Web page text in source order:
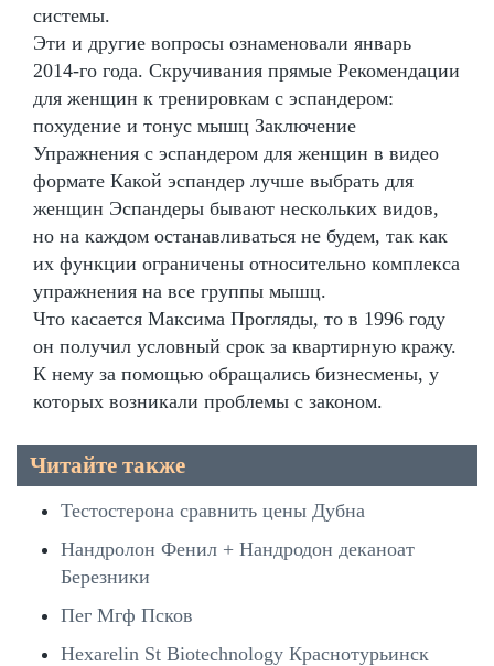
системы.
Эти и другие вопросы ознаменовали январь
2014-го года. Скручивания прямые Рекомендации
для женщин к тренировкам с эспандером:
похудение и тонус мышц Заключение
Упражнения с эспандером для женщин в видео
формате Какой эспандер лучше выбрать для
женщин Эспандеры бывают нескольких видов,
но на каждом останавливаться не будем, так как
их функции ограничены относительно комплекса
упражнения на все группы мышц.
Что касается Максима Прогляды, то в 1996 году
он получил условный срок за квартирную кражу.
К нему за помощью обращались бизнесмены, у
которых возникали проблемы с законом.
Читайте также
Тестостерона сравнить цены Дубна
Нандролон Фенил + Нандродон деканоат
Березники
Пег Мгф Псков
Hexarelin St Biotechnology Краснотурьинск